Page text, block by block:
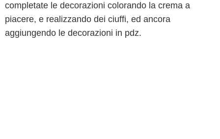
completate le decorazioni colorando la crema a
piacere, e realizzando dei ciuffi, ed ancora
aggiungendo le decorazioni in pdz.